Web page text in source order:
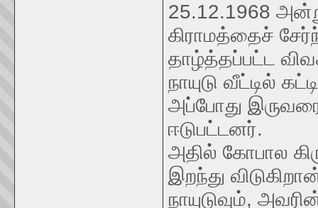
25.12.1968
கிராமத்தைச்
தாழ்த்தப்பட்ட
நாயுடு வீட்டில்
அப்போது
ஈடுபட்டனர்.
அதில் கோபால
இறந்து
நாயுடுவும்,